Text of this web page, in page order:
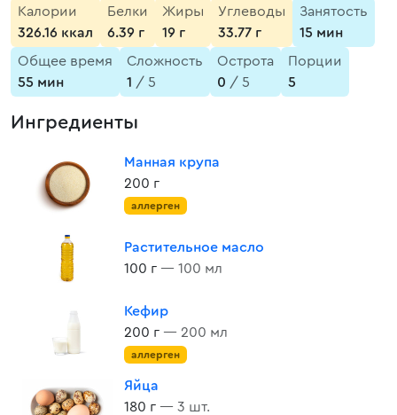
Калории
326.16 ккал
Белки
6.39 г
Жиры
19 г
Углеводы
33.77 г
Занятость
15 мин
Общее время
55 мин
Сложность
1 / 5
Острота
0 / 5
Порции
5
Ингредиенты
Манная крупа
200 г
аллерген
Растительное масло
100 г — 100 мл
Кефир
200 г — 200 мл
аллерген
Яйца
180 г — 3 шт.